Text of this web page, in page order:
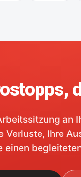
an
Verluste, Ihre
einen